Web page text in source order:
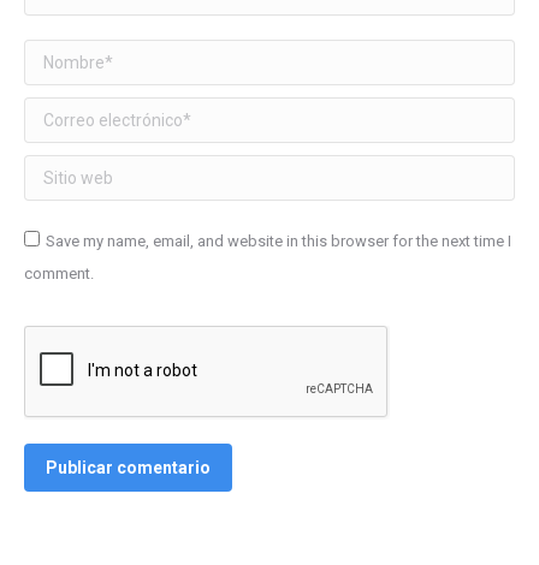
Nombre *
Correo electrónico *
Sitio web
Save my name, email, and website in this browser for the next time I
comment.
Publicar comentario